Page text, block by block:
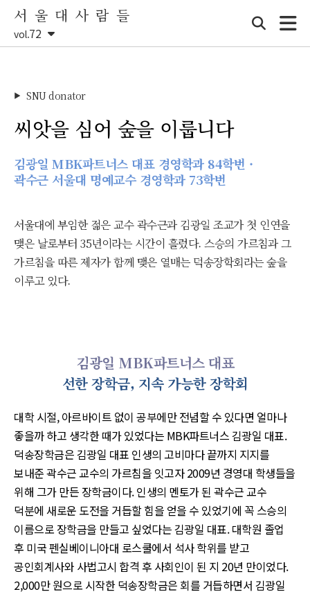
서 울 대 사 람 들
vol.72
▶ SNU donator
씨앗을 심어 숲을 이룹니다
김광일 MBK파트너스 대표 경영학과 84학번 ·
곽수근 서울대 명예교수 경영학과 73학번
서울대에 부임한 젊은 교수 곽수근과 김광일 조교가 첫 인연을
맺은 날로부터 35년이라는 시간이 흘렀다. 스승의 가르침과 그
가르침을 따른 제자가 함께 맺은 열매는 덕송장학회라는 숲을
이루고 있다.
김광일 MBK파트너스 대표
선한 장학금, 지속 가능한 장학회
대학 시절, 아르바이트 없이 공부에만 전념할 수 있다면 얼마나
좋을까 하고 생각한 때가 있었다는 MBK파트너스 김광일 대표.
덕송장학금은 김광일 대표 인생의 고비마다 끝까지 지지를
보내준 곽수근 교수의 가르침을 잇고자 2009년 경영대 학생들을
위해 그가 만든 장학금이다. 인생의 멘토가 된 곽수근 교수
덕분에 새로운 도전을 거듭할 힘을 얻을 수 있었기에 꼭 스승의
이름으로 장학금을 만들고 싶었다는 김광일 대표. 대학원 졸업
후 미국 펜실베이니아대 로스쿨에서 석사 학위를 받고
공인회계사와 사법고시 합격 후 사회인이 된 지 20년 만이었다.
2,000만 원으로 시작한 덕송장학금은 회를 거듭하면서 김광일